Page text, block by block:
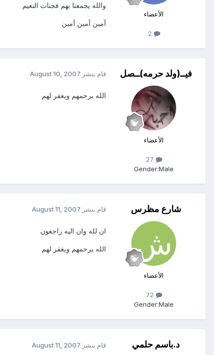
الأعضاء
والله يجمعنا بهم فجنات النعيم
آمين آمين آمين
فيــ(ولد حرمه)ــصل
الأعضاء
Gender:Male
قام بنشر August 10, 2007
الله يرحمهم ويغفر لهم
شارع مظرس
الأعضاء
Gender:Male
قام بنشر August 11, 2007
ان لله وان اليه راجعون
الله يرحمهم ويغفر لهم
د.باسم حلمي قام بنشر August 11, 2007